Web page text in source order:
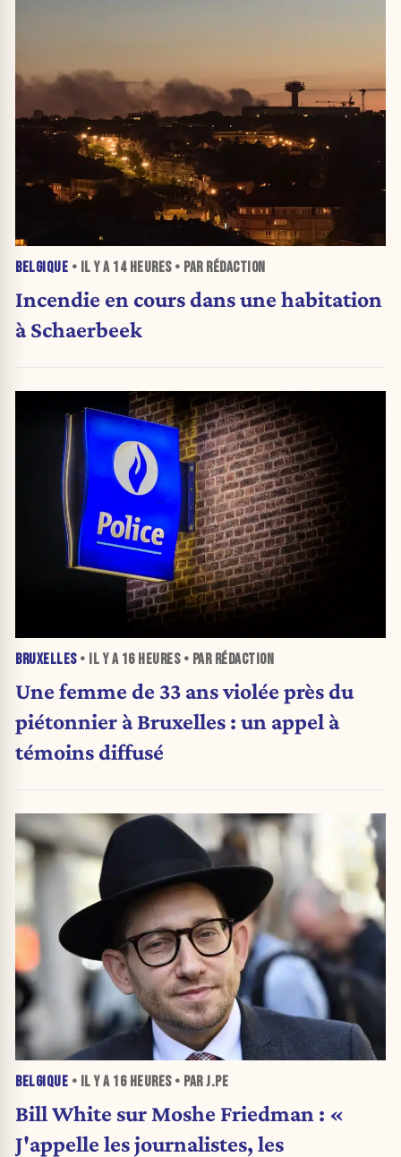
BELGIQUE • IL Y A 14 HEURES• PAR RÉDACTION
Incendie en cours dans une habitation
à Schaerbeek
BRUXELLES• IL Y A 16 HEURES• PAR RÉDACTION
Une femme de 33 ans violée près du
piétonnier à Bruxelles : un appel à
témoins diffusé
BELGIQUE • IL Y A 16 HEURES• PAR J.PE
Bill White sur Moshe Friedman : «
J'appelle les journalistes, les